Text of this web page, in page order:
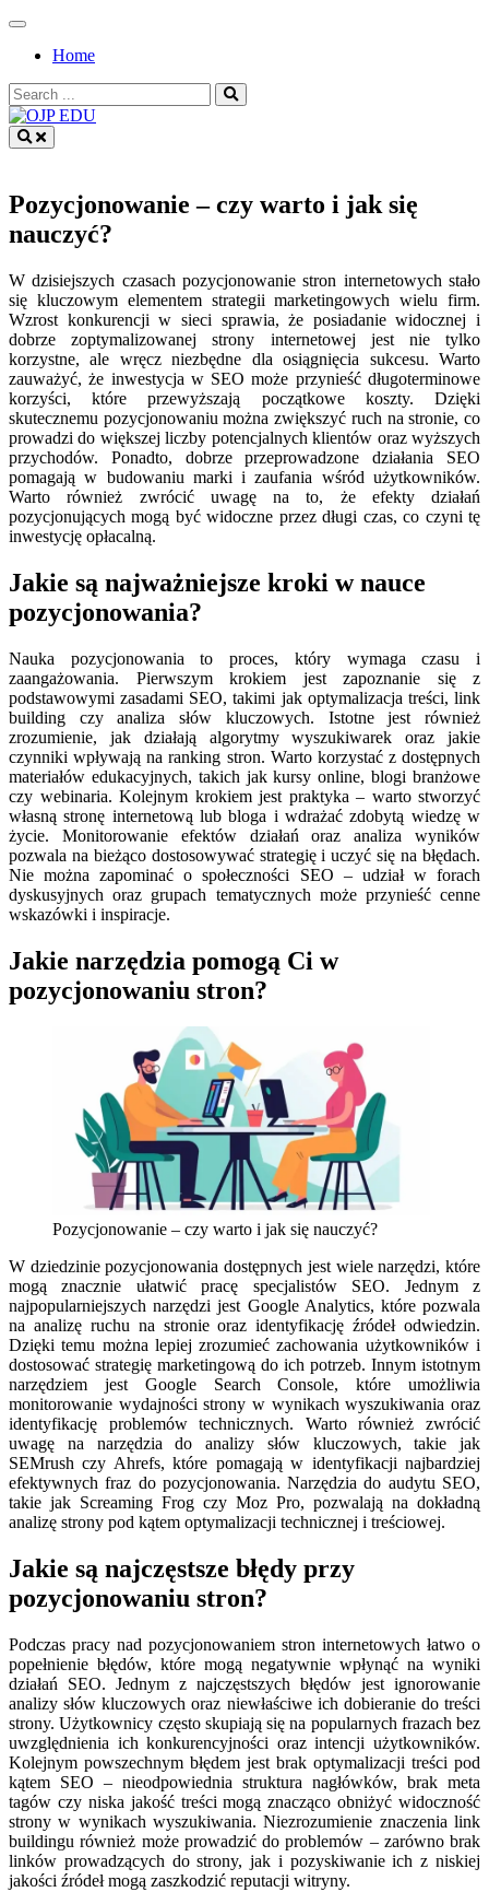
Skip
contentHome
Search
for:
Pozycjonowanie – czy warto i jak się
nauczyć?
W dzisiejszych czasach pozycjonowanie stron internetowych stało
się kluczowym elementem strategii marketingowych wielu firm.
Wzrost konkurencji w sieci sprawia, że posiadanie widocznej i
dobrze zoptymalizowanej strony internetowej jest nie tylko
korzystne, ale wręcz niezbędne dla osiągnięcia sukcesu. Warto
zauważyć, że inwestycja w SEO może przynieść długoterminowe
korzyści, które przewyższają początkowe koszty. Dzięki
skutecznemu pozycjonowaniu można zwiększyć ruch na stronie, co
prowadzi do większej liczby potencjalnych klientów oraz wyższych
przychodów. Ponadto, dobrze przeprowadzone działania SEO
pomagają w budowaniu marki i zaufania wśród użytkowników.
Warto również zwrócić uwagę na to, że efekty działań
pozycjonujących mogą być widoczne przez długi czas, co czyni tę
inwestycję opłacalną.
Jakie są najważniejsze kroki w nauce
pozycjonowania?
Nauka pozycjonowania to proces, który wymaga czasu i
zaangażowania. Pierwszym krokiem jest zapoznanie się z
podstawowymi zasadami SEO, takimi jak optymalizacja treści, link
building czy analiza słów kluczowych. Istotne jest również
zrozumienie, jak działają algorytmy wyszukiwarek oraz jakie
czynniki wpływają na ranking stron. Warto korzystać z dostępnych
materiałów edukacyjnych, takich jak kursy online, blogi branżowe
czy webinaria. Kolejnym krokiem jest praktyka – warto stworzyć
własną stronę internetową lub bloga i wdrażać zdobytą wiedzę w
życie. Monitorowanie efektów działań oraz analiza wyników
pozwala na bieżąco dostosowywać strategię i uczyć się na błędach.
Nie można zapominać o społeczności SEO – udział w forach
dyskusyjnych oraz grupach tematycznych może przynieść cenne
wskazówki i inspiracje.
Jakie narzędzia pomogą Ci w
pozycjonowaniu stron?
Pozycjonowanie – czy warto i jak się nauczyć?
W dziedzinie pozycjonowania dostępnych jest wiele narzędzi, które
mogą znacznie ułatwić pracę specjalistów SEO. Jednym z
najpopularniejszych narzędzi jest Google Analytics, które pozwala
na analizę ruchu na stronie oraz identyfikację źródeł odwiedzin.
Dzięki temu można lepiej zrozumieć zachowania użytkowników i
dostosować strategię marketingową do ich potrzeb. Innym istotnym
narzędziem jest Google Search Console, które umożliwia
monitorowanie wydajności strony w wynikach wyszukiwania oraz
identyfikację problemów technicznych. Warto również zwrócić
uwagę na narzędzia do analizy słów kluczowych, takie jak
SEMrush czy Ahrefs, które pomagają w identyfikacji najbardziej
efektywnych fraz do pozycjonowania. Narzędzia do audytu SEO,
takie jak Screaming Frog czy Moz Pro, pozwalają na dokładną
analizę strony pod kątem optymalizacji technicznej i treściowej.
Jakie są najczęstsze błędy przy
pozycjonowaniu stron?
Podczas pracy nad pozycjonowaniem stron internetowych łatwo o
popełnienie błędów, które mogą negatywnie wpłynąć na wyniki
działań SEO. Jednym z najczęstszych błędów jest ignorowanie
analizy słów kluczowych oraz niewłaściwe ich dobieranie do treści
strony. Użytkownicy często skupiają się na popularnych frazach bez
uwzględnienia ich konkurencyjności oraz intencji użytkowników.
Kolejnym powszechnym błędem jest brak optymalizacji treści pod
kątem SEO – nieodpowiednia struktura nagłówków, brak meta
tagów czy niska jakość treści mogą znacząco obniżyć widoczność
strony w wynikach wyszukiwania. Niezrozumienie znaczenia link
buildingu również może prowadzić do problemów – zarówno brak
linków prowadzących do strony, jak i pozyskiwanie ich z niskiej
jakości źródeł mogą zaszkodzić reputacji witryny.